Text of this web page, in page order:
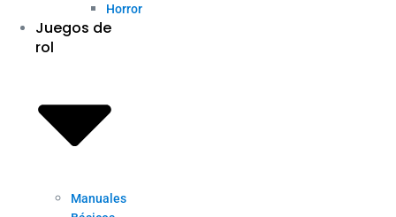
Horror
Juegos de
rol
Manuales